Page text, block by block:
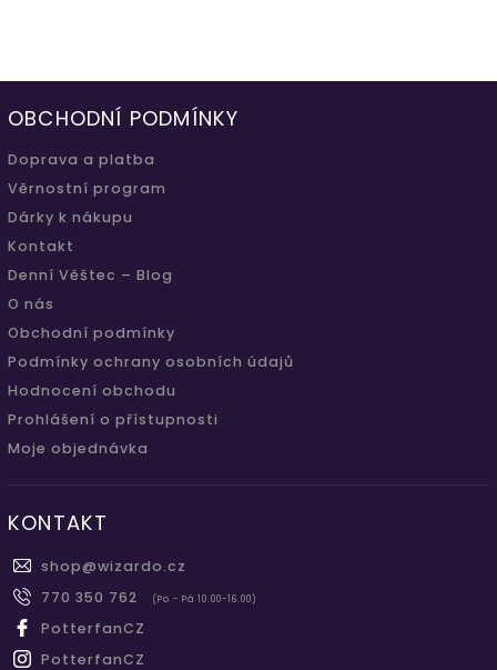
OBCHODNÍ PODMÍNKY
Doprava a platba
Věrnostní program
Dárky k nákupu
Kontakt
Denní Věštec – Blog
O nás
Obchodní podmínky
Podmínky ochrany osobních údajů
Hodnocení obchodu
Prohlášení o přístupnosti
Moje objednávka
KONTAKT
shop@wizardo.cz
770 350 762
(Po - Pá 10.00-16.00)
PotterfanCZ
PotterfanCZ